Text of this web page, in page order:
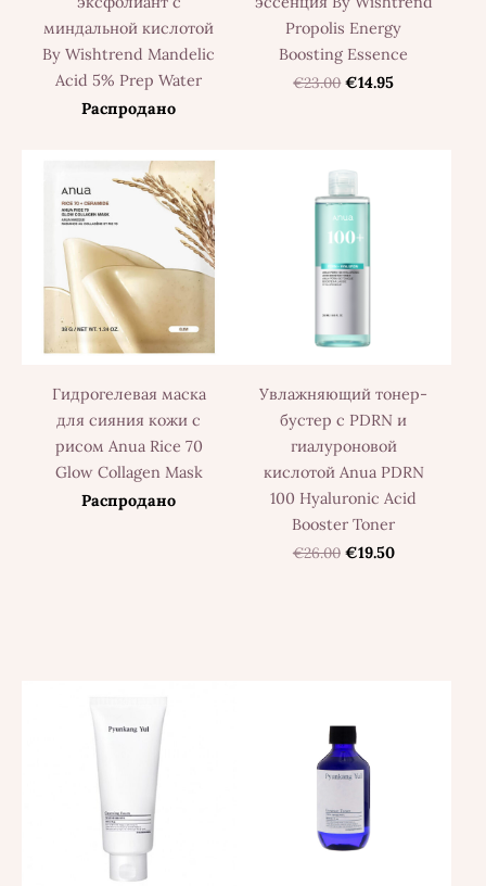
миндальной кислотой
By Wishtrend Mandelic
Acid 5% Prep Water
Распродано
Propolis Energy
Boosting Essence
€23.00 €14.95
Гидрогелевая маска
для сияния кожи с
рисом Anua Rice 70
Glow Collagen Mask
Распродано
Увлажняющий тонер-
бустер с PDRN и
гиалуроновой
кислотой Anua PDRN
100 Hyaluronic Acid
Booster Toner
€26.00 €19.50